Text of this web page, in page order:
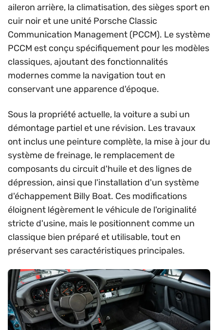
aileron arrière, la climatisation, des sièges sport en
cuir noir et une unité Porsche Classic
Communication Management (PCCM). Le système
PCCM est conçu spécifiquement pour les modèles
classiques, ajoutant des fonctionnalités
modernes comme la navigation tout en
conservant une apparence d'époque.
Sous la propriété actuelle, la voiture a subi un
démontage partiel et une révision. Les travaux
ont inclus une peinture complète, la mise à jour du
système de freinage, le remplacement de
composants du circuit d'huile et des lignes de
dépression, ainsi que l'installation d'un système
d'échappement Billy Boat. Ces modifications
éloignent légèrement le véhicule de l'originalité
stricte d'usine, mais le positionnent comme un
classique bien préparé et utilisable, tout en
préservant ses caractéristiques principales.